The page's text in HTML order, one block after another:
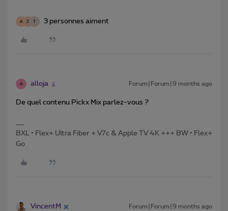
A Z T 3 personnes aiment
A alloja Forum|Forum|9 months ago
De quel contenu Pickx Mix parlez-vous ?
BXL • Flex+ Ultra Fiber + V7c & Apple TV 4K +++ BW • Flex+
Go
VincentM Forum|Forum|9 months ago